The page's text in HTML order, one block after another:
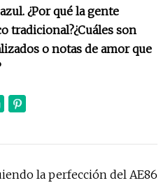
¿Por qué la gente
tradicional?¿Cuáles son
o notas de amor que
la perfección del AE86